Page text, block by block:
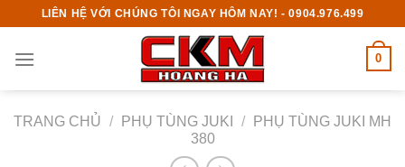
content
LIÊN HỆ VỚI CHÚNG TÔI NGAY HÔM NAY! - 0904.976.499
0
TRANG CHỦ / PHỤ TÙNG JUKI /
PHỤ TÙNG JUKI MH
380